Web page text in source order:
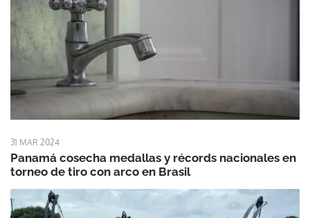
31 MAR 2024
Panamá cosecha medallas y récords nacionales en
torneo de tiro con arco en Brasil